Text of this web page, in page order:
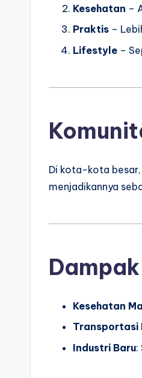
Kesehatan –
Praktis –
Lifestyle –
Di kota-kota besar,
menjadikannya
Kesehatan
Transportasi
Industri Baru: